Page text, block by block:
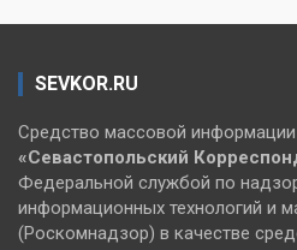
SEVKOR.RU
Средство массовой информации
«Севастопольский
Федеральной службой по
информационных технологий и
(Роскомнадзор) в качестве